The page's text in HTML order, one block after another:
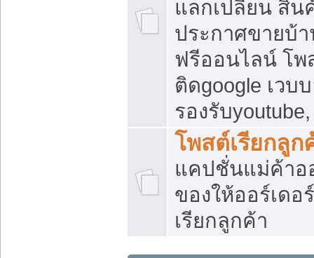
แลกเปลี่ยน สิน
ประกาศขายบ้
ฟรีออนไลน์ โพ
ติดgoogle เวบ
รองรับ
โพสต์เรียกลูก
แคปชั่นแม่ค้าอ
ของให้ออร์เดอ
เรียกลูกค้า